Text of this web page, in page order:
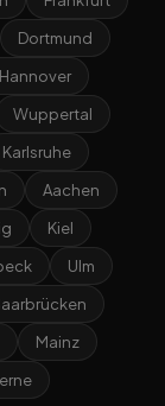
Dortmund
Hannover
Wuppertal
Karlsruhe
Aachen
Kiel
Ulm
Mainz